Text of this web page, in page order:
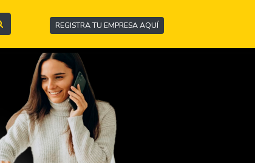
REGISTRA TU EMPRESA AQUÍ